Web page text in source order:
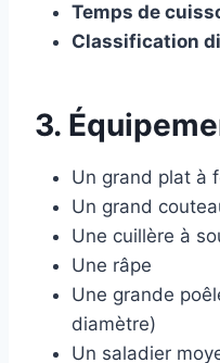
Temps de
Classification
3.
Un grand plat à
Un grand
Une cuillère à
Une râpe
Une grande
diamètre)
Un saladier